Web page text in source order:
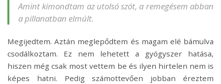
Amint kimondtam az utolsó szót, a remegésem abban
a pillanatban elmúlt.
Megijedtem. Aztán meglepődtem és magam elé bámulva
csodálkoztam. Ez nem lehetett a gyógyszer hatása,
hiszen még csak most vettem be és ilyen hirtelen nem is
képes hatni. Pedig számottevően jobban éreztem